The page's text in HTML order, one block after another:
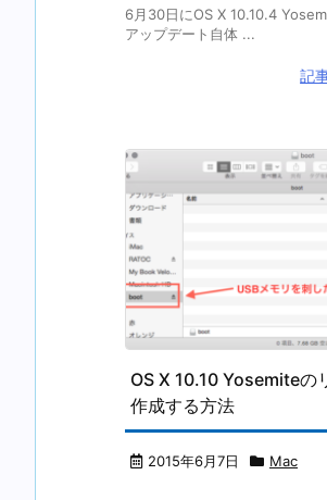
6月30日にOS X 10.10.4
アップデート自体 ...
記
OS X 10.10 Yosemiteの
作成する方法
2015年6月7日 Mac